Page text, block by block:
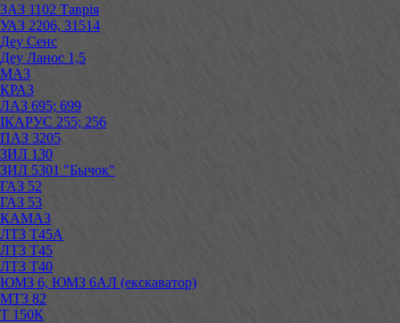
ЗАЗ 1102 Таврія
УАЗ 2206, 31514
Деу Сенс
Деу Ланос 1,5
МАЗ
КРАЗ
ЛАЗ 695; 699
ІКАРУС 255; 256
ПАЗ 3205
ЗИЛ 130
ЗИЛ 5301 "Бычок"
ГАЗ 52
ГАЗ 53
КАМАЗ
ЛТЗ Т45А
ЛТЗ Т45
ЛТЗ Т40
ЮМЗ 6, ЮМЗ 6АЛ (екскаватор)
МТЗ 82
Т 150К